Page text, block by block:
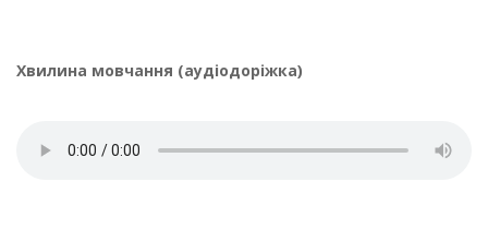
Хвилина мовчання (аудіодоріжка)